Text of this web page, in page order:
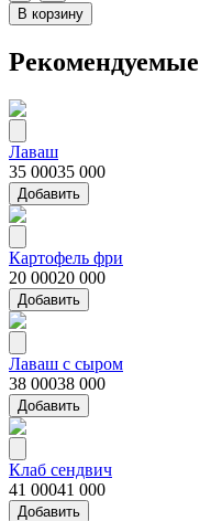
В корзину
Рекомендуемые
Лаваш
35 00035 000
Добавить
Картофель фри
20 00020 000
Добавить
Лаваш с сыром
38 00038 000
Добавить
Клаб сендвич
41 00041 000
Добавить